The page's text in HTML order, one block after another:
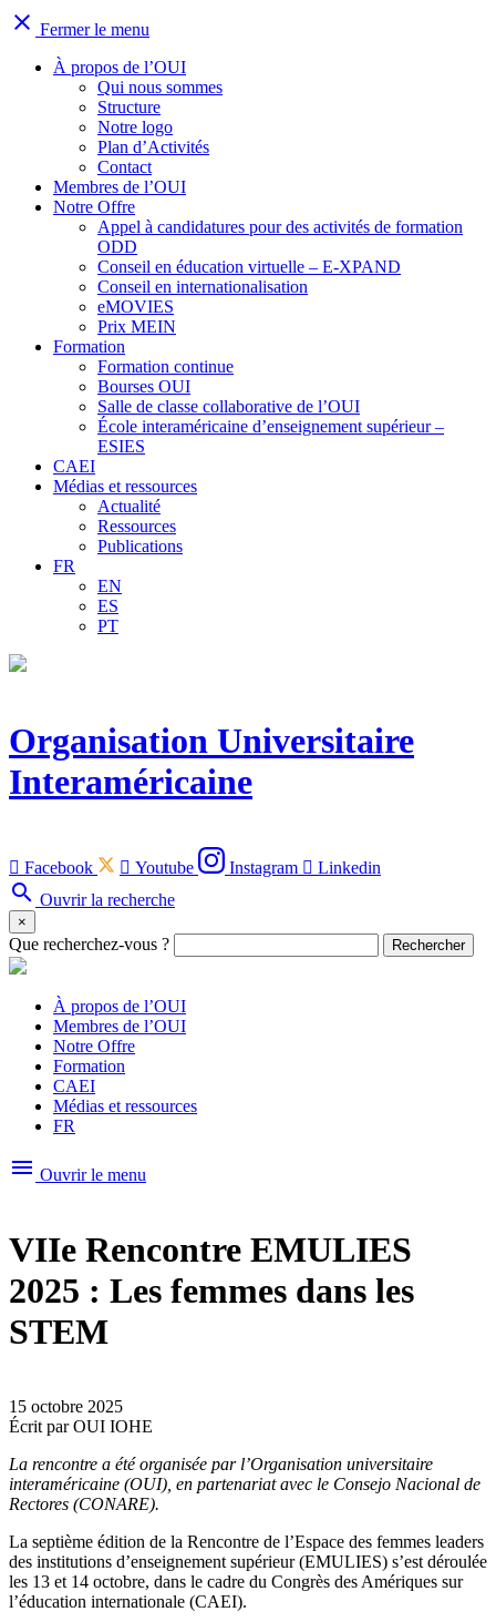
close Fermer le menu
À propos de l’OUI
Qui nous sommes
Structure
Notre logo
Plan d’Activités
Contact
Membres de l’OUI
Notre Offre
Appel à candidatures pour des activités de formation
ODD
Conseil en éducation virtuelle – E-XPAND
Conseil en internationalisation
eMOVIES
Prix MEIN
Formation
Formation continue
Bourses OUI
Salle de classe collaborative de l’OUI
École interaméricaine d’enseignement supérieur –
ESIES
CAEI
Médias et ressources
Actualité
Ressources
Publications
FR
EN
ES
PT
Organisation Universitaire
Interaméricaine
 Facebook  Youtube Instagram  Linkedin
search Ouvrir la recherche
×
Que recherchez-vous ? Rechercher
À propos de l’OUI
Membres de l’OUI
Notre Offre
Formation
CAEI
Médias et ressources
FR
menu Ouvrir le menu
VIIe Rencontre EMULIES
2025 : Les femmes dans les
STEM
15 octobre 2025
Écrit parOUI IOHE
La rencontre a été organisée par l’Organisation universitaire
interaméricaine (OUI), en partenariat avec le Consejo Nacional de
Rectores (CONARE).
La septième édition de la Rencontre de l’Espace des femmes leaders
des institutions d’enseignement supérieur (EMULIES) s’est déroulée
les 13 et 14 octobre, dans le cadre du Congrès des Amériques sur
l’éducation internationale (CAEI).